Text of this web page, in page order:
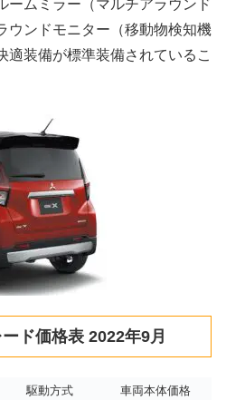
ームミラー（マルチアラウンド
ウンドモニター（移動物検知機
適装備が標準装備されているこ
ド価格表 2022年9月
駆動方式
車両本体価格